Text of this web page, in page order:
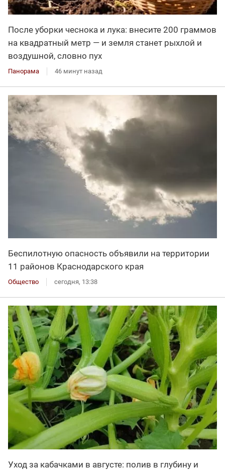
После уборки чеснока и лука: внесите 200 граммов
на квадратный метр — и земля станет рыхлой и
воздушной, словно пух
Панорама 46 минут назад
Беспилотную опасность объявили на территории
11 районов Краснодарского края
Общество сегодня, 13:38
Уход за кабачками в августе: полив в глубину и